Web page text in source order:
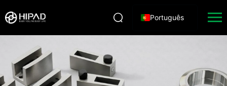
Português